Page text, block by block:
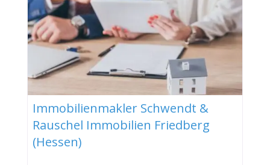
Immobilienmakler Schwendt &
Rauschel Immobilien Friedberg
(Hessen)